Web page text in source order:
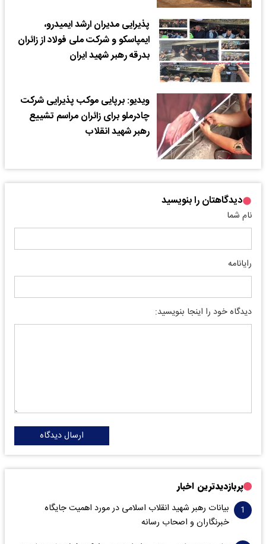
پذیرایی مدیران ارشد ایمیدرو،
ایمپاسکو و شرکت ملی فولاد از زائران
بدرقه رهبر شهید ایران
ویدیو: برپایی موکب پذیرایی شرکت
چادرملو برای زائران مراسم تشییع
رهبر شهید انقلاب
دیدگاهتان را بنویسید
نام شما
رایانامه
دیدگاه خود را اینجا بنویسید:
ارسال دیدگاه
پربازدیدترین اخبار
بیانات رهبر شهید انقلاب اسلامی در مورد اهمیت جایگاه
خبرنگاران و اصحاب رسانه